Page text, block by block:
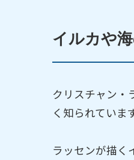
イルカや
クリスチャン・
く知られています
ラッセンが描く